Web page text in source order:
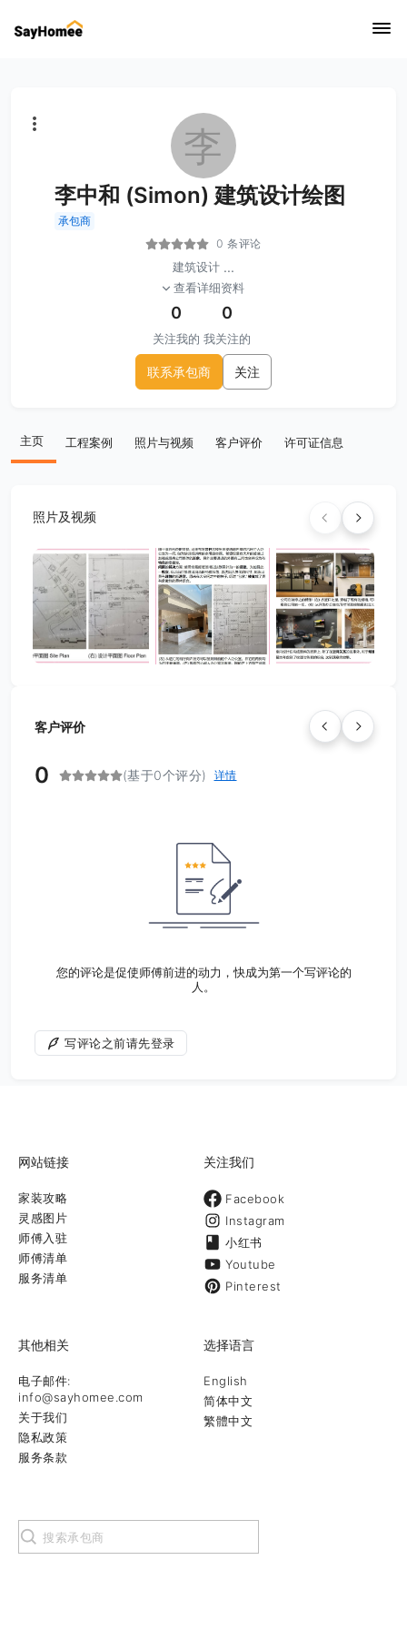
李
李中和 (Simon) 建筑设计绘图
承包商
0 条评论
建筑设计 ...
查看详细资料
0
关注我的
0
我关注的
联系承包商 关注
主页 工程案例 照片与视频 客户评价 许可证信息
照片及视频
客户评价
0 (基于0个评分) 详情
您的评论是促使师傅前进的动力，快成为第一个写评论的
人。
写评论之前请先登录
网站链接
家装攻略
灵感图片
师傅入驻
师傅清单
服务清单
关注我们
Facebook
Instagram
小红书
Youtube
Pinterest
其他相关
电子邮件:
info@sayhomee.com
关于我们
隐私政策
服务条款
选择语言
English
简体中文
繁體中文